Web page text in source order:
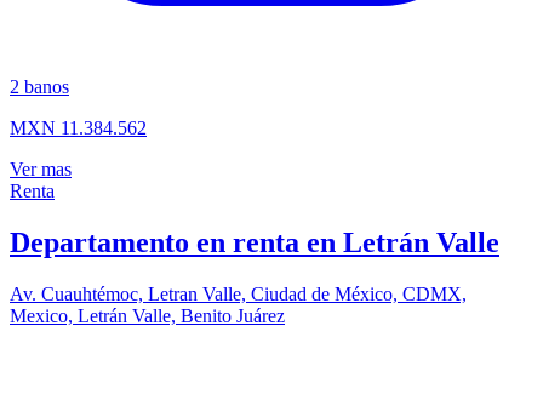
2 banos
MXN 11.384.562
Ver mas
Renta
Departamento en renta en Letrán Valle
Av. Cuauhtémoc, Letran Valle, Ciudad de México, CDMX,
Mexico, Letrán Valle, Benito Juárez